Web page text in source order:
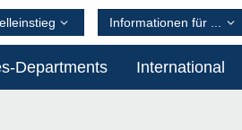
Departments International
Informationen für ...